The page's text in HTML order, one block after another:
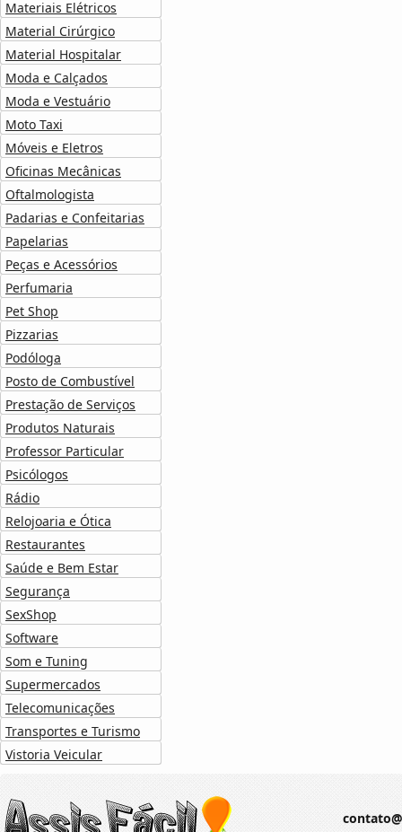
Materiais Elétricos
Material Cirúrgico
Material Hospitalar
Moda e Calçados
Moda e Vestuário
Moto Taxi
Móveis e Eletros
Oficinas Mecânicas
Oftalmologista
Padarias e Confeitarias
Papelarias
Peças e Acessórios
Perfumaria
Pet Shop
Pizzarias
Podóloga
Posto de Combustível
Prestação de Serviços
Produtos Naturais
Professor Particular
Psicólogos
Rádio
Relojoaria e Ótica
Restaurantes
Saúde e Bem Estar
Segurança
SexShop
Software
Som e Tuning
Supermercados
Telecomunicações
Transportes e Turismo
Vistoria Veicular